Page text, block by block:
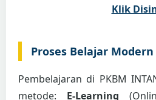
Klik
Proses Belajar
Pembelajaran di PKBM
metode: E-Learning